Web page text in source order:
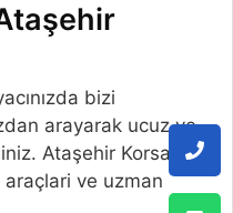
bizi
arayarak ucuz ve
Ataşehir Korsan
ve uzman